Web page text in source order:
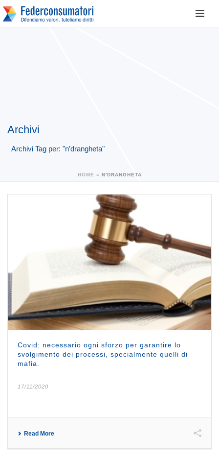
Archivi
Archivi Tag per: "n’drangheta"
HOME » N'DRANGHETA
Covid: necessario ogni sforzo per garantire lo
svolgimento dei processi, specialmente quelli di
mafia.
17/11/2020
Read More